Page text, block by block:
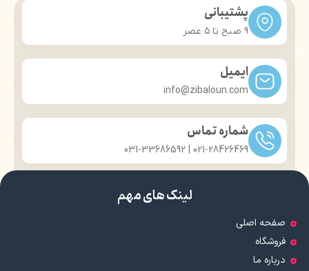
حجم: 100 میلی لیتر
نوع محفظه نگهدارنده: اسپری
شیشه ای
کشور مبدا برند: ایران
پشتیبانی
9 صبح تا ۵ عصر
ایمیل
info@zibaloun.com
شماره تماس
021-28426469 | 031-33686592
لینک های مهم
صفحه اصلی
فروشگاه
درباره ما